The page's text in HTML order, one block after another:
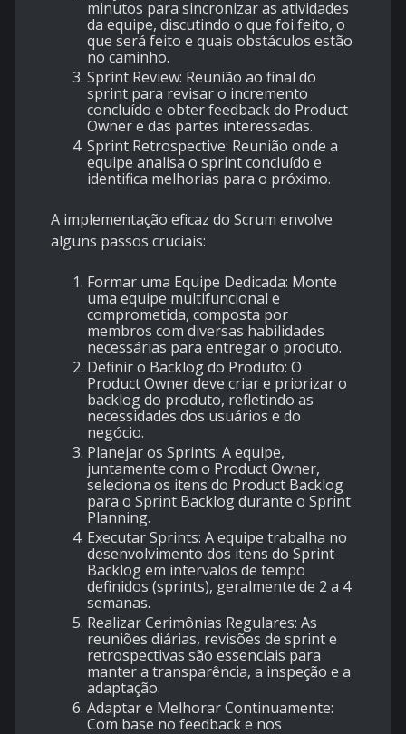
minutos para sincronizar as atividades
da equipe, discutindo o que foi feito, o
que será feito e quais obstáculos estão
no caminho.
Sprint Review: Reunião ao final do
sprint para revisar o incremento
concluído e obter feedback do Product
Owner e das partes interessadas.
Sprint Retrospective: Reunião onde a
equipe analisa o sprint concluído e
identifica melhorias para o próximo.
A implementação eficaz do Scrum envolve
alguns passos cruciais:
Formar uma Equipe Dedicada: Monte
uma equipe multifuncional e
comprometida, composta por
membros com diversas habilidades
necessárias para entregar o produto.
Definir o Backlog do Produto: O
Product Owner deve criar e priorizar o
backlog do produto, refletindo as
necessidades dos usuários e do
negócio.
Planejar os Sprints: A equipe,
juntamente com o Product Owner,
seleciona os itens do Product Backlog
para o Sprint Backlog durante o Sprint
Planning.
Executar Sprints: A equipe trabalha no
desenvolvimento dos itens do Sprint
Backlog em intervalos de tempo
definidos (sprints), geralmente de 2 a 4
semanas.
Realizar Cerimônias Regulares: As
reuniões diárias, revisões de sprint e
retrospectivas são essenciais para
manter a transparência, a inspeção e a
adaptação.
Adaptar e Melhorar Continuamente:
Com base no feedback e nos